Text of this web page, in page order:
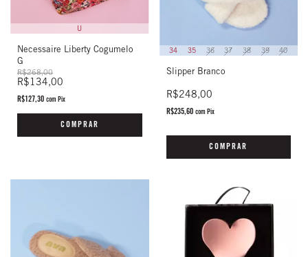
U
Necessaire Liberty Cogumelo
G
R$268,00
R$134,00
R$127,30 com Pix
COMPRAR
34 35 36 37 38 39 40
Slipper Branco
R$248,00
R$235,60 com Pix
COMPRAR